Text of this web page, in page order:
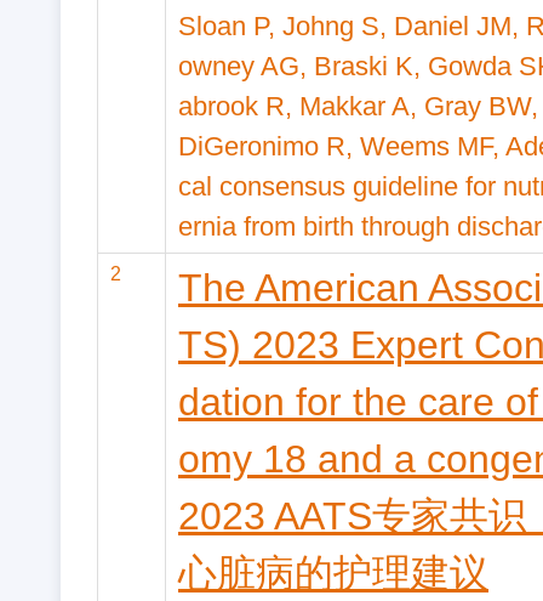
Sloan P, Johng S, Daniel JM,
owney AG, Braski K, Gowda
abrook R, Makkar A, Gray
DiGeronimo R, Weems MF,
cal consensus guideline for
ernia from birth through
2
The American
TS) 2023 Expert
dation for the care
omy 18 and a
2023 AATS专家共
心脏病的护理建议